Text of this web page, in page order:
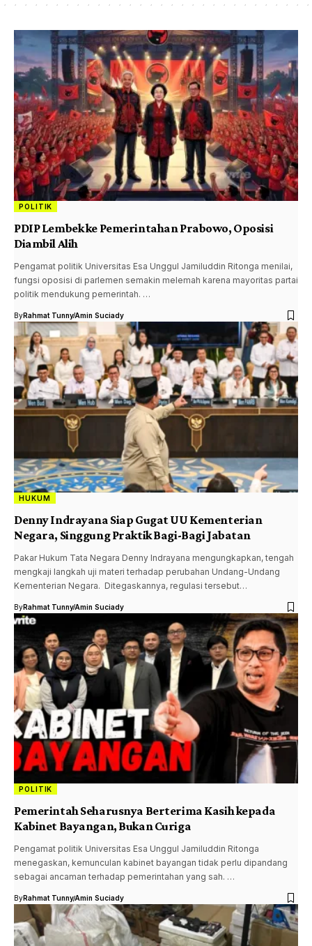
POLITIK
PDIP Lembek ke Pemerintahan Prabowo, Oposisi
Diambil Alih
Pengamat politik Universitas Esa Unggul Jamiluddin Ritonga menilai,
fungsi oposisi di parlemen semakin melemah karena mayoritas partai
politik mendukung pemerintah. …
ByRahmat TunnyAmin Suciady
HUKUM
Denny Indrayana Siap Gugat UU Kementerian
Negara, Singgung Praktik Bagi-Bagi Jabatan
Pakar Hukum Tata Negara Denny Indrayana mengungkapkan, tengah
mengkaji langkah uji materi terhadap perubahan Undang-Undang
Kementerian Negara. Ditegaskannya, regulasi tersebut…
ByRahmat TunnyAmin Suciady
POLITIK
Pemerintah Seharusnya Berterima Kasih kepada
Kabinet Bayangan, Bukan Curiga
Pengamat politik Universitas Esa Unggul Jamiluddin Ritonga
menegaskan, kemunculan kabinet bayangan tidak perlu dipandang
sebagai ancaman terhadap pemerintahan yang sah. …
ByRahmat TunnyAmin Suciady